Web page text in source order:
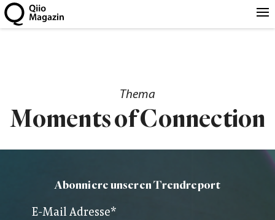
Thema
Moments of Connection
Abonniere unseren Trendreport
E-Mail Adresse*